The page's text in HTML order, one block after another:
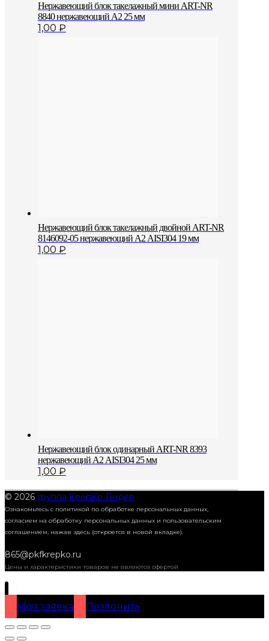
Нержавеющий блок такелажный мини ART-NR
8840 нержавеющий A2 25 мм
1,00 ₽
Нержавеющий блок такелажный двойной ART-NR
8146092-05 нержавеющий А2 AISI304 19 мм
1,00 ₽
Нержавеющий блок одинарный АRT-NR 8393
нержавеющий А2 AISI304 25 мм
1,00 ₽
© 2026 группа КрепКо Лидер
Ознакомьтесь с политикой по обработке персональных данных,
согласием на обработку персональных данных и пользовательским
соглашением, нажав здесь (откроется в новой вкладке).
865@pkfkrepko.ru
Цены и характеристики товаров не являются офертой
Моя заявка Позвонить